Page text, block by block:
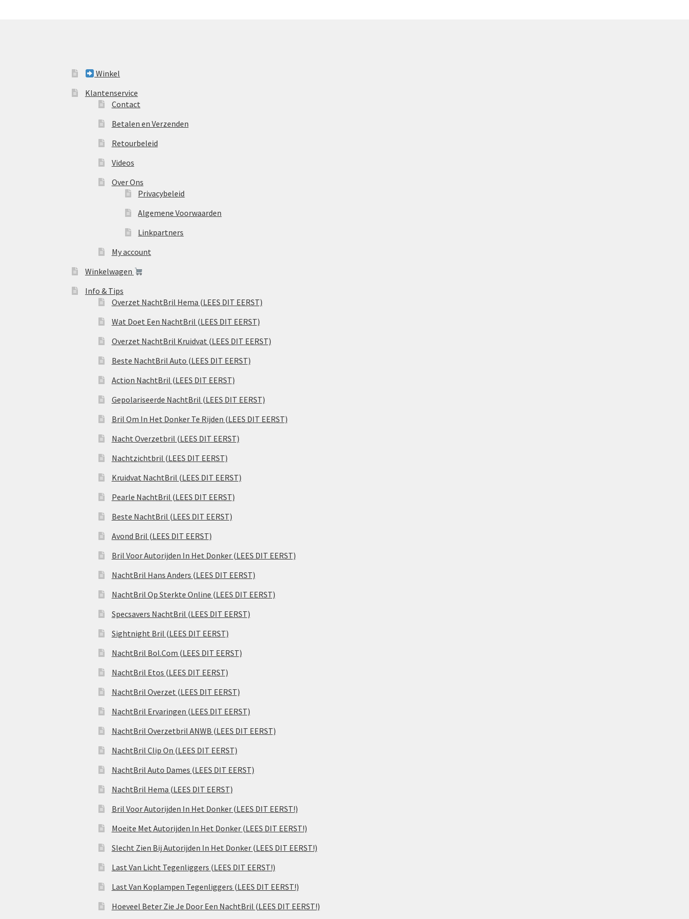
Winkel
Klantenservice
Contact
Betalen en Verzenden
Retourbeleid
Videos
Over Ons
Privacybeleid
Algemene Voorwaarden
Linkpartners
My account
Winkelwagen
Info & Tips
Overzet NachtBril Hema (LEES DIT EERST)
Wat Doet Een NachtBril (LEES DIT EERST)
Overzet NachtBril Kruidvat (LEES DIT EERST)
Beste NachtBril Auto (LEES DIT EERST)
Action NachtBril (LEES DIT EERST)
Gepolariseerde NachtBril (LEES DIT EERST)
Bril Om In Het Donker Te Rijden (LEES DIT EERST)
Nacht Overzetbril (LEES DIT EERST)
Nachtzichtbril (LEES DIT EERST)
Kruidvat NachtBril (LEES DIT EERST)
Pearle NachtBril (LEES DIT EERST)
Beste NachtBril (LEES DIT EERST)
Avond Bril (LEES DIT EERST)
Bril Voor Autorijden In Het Donker (LEES DIT EERST)
NachtBril Hans Anders (LEES DIT EERST)
NachtBril Op Sterkte Online (LEES DIT EERST)
Specsavers NachtBril (LEES DIT EERST)
Sightnight Bril (LEES DIT EERST)
NachtBril Bol.Com (LEES DIT EERST)
NachtBril Etos (LEES DIT EERST)
NachtBril Overzet (LEES DIT EERST)
NachtBril Ervaringen (LEES DIT EERST)
NachtBril Overzetbril ANWB (LEES DIT EERST)
NachtBril Clip On (LEES DIT EERST)
NachtBril Auto Dames (LEES DIT EERST)
NachtBril Hema (LEES DIT EERST)
Bril Voor Autorijden In Het Donker (LEES DIT EERST!)
Moeite Met Autorijden In Het Donker (LEES DIT EERST!)
Slecht Zien Bij Autorijden In Het Donker (LEES DIT EERST!)
Last Van Licht Tegenliggers (LEES DIT EERST!)
Last Van Koplampen Tegenliggers (LEES DIT EERST!)
Hoeveel Beter Zie Je Door Een NachtBril (LEES DIT EERST!)